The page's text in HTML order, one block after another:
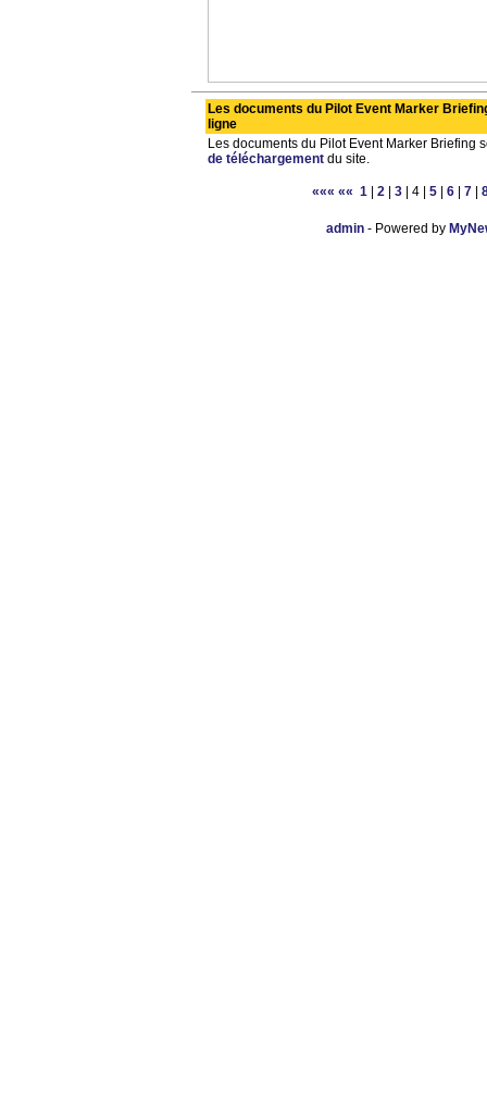
Les documents du Pilot Event Marker
ligne
Les documents du Pilot Event Marker Briefing
de téléchargementdu site.
««« «« 1| 2| 3| 4 | 5| 6| 7|
admin- Powered by